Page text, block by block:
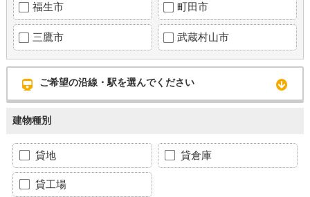
福生市 町田市
三鷹市 武蔵村山市
ご希望の沿線・駅を選んでください
建物種別
貸地 貸倉庫
貸工場